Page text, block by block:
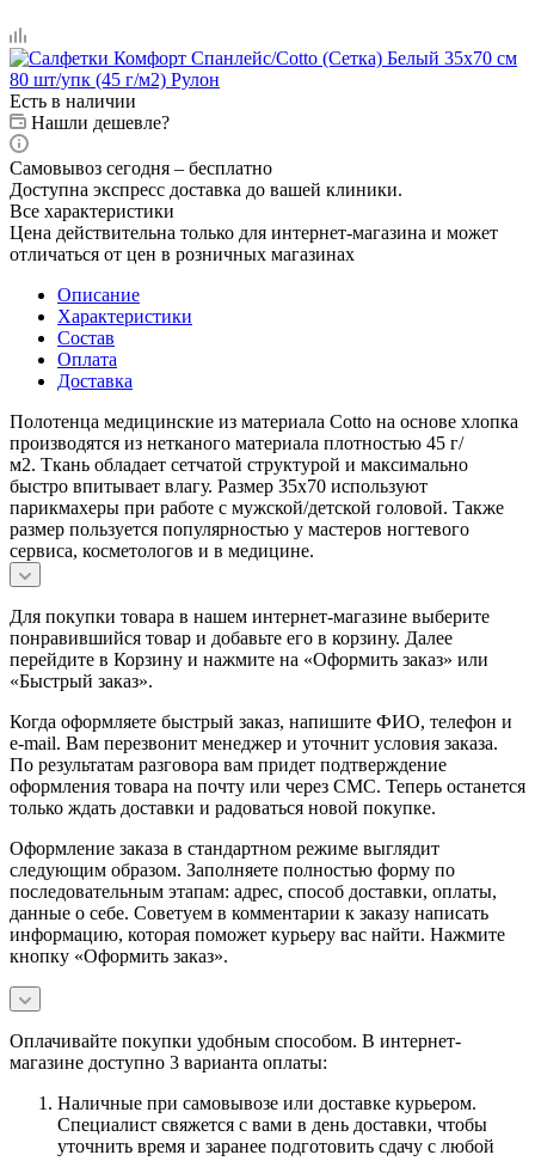
Есть в наличии
Нашли дешевле?
Самовывоз сегодня – бесплатно
Доступна экспресс доставка до вашей клиники.
Все характеристики
Цена действительна только для интернет-магазина и может
отличаться от цен в розничных магазинах
Описание
Характеристики
Состав
Оплата
Доставка
Полотенца медицинские из материала Cotto на основе хлопка
производятся из нетканого материала плотностью 45 г/
м2. Ткань обладает сетчатой структурой и максимально
быстро впитывает влагу. Размер 35х70 используют
парикмахеры при работе с мужской/детской головой. Также
размер пользуется популярностью у мастеров ногтевого
сервиса, косметологов и в медицине.
Для покупки товара в нашем интернет-магазине выберите
понравившийся товар и добавьте его в корзину. Далее
перейдите в Корзину и нажмите на «Оформить заказ» или
«Быстрый заказ».
Когда оформляете быстрый заказ, напишите ФИО, телефон и
e-mail. Вам перезвонит менеджер и уточнит условия заказа.
По результатам разговора вам придет подтверждение
оформления товара на почту или через СМС. Теперь останется
только ждать доставки и радоваться новой покупке.
Оформление заказа в стандартном режиме выглядит
следующим образом. Заполняете полностью форму по
последовательным этапам: адрес, способ доставки, оплаты,
данные о себе. Советуем в комментарии к заказу написать
информацию, которая поможет курьеру вас найти. Нажмите
кнопку «Оформить заказ».
Оплачивайте покупки удобным способом. В интернет-
магазине доступно 3 варианта оплаты:
Наличные при самовывозе или доставке курьером.
Специалист свяжется с вами в день доставки, чтобы
уточнить время и заранее подготовить сдачу с любой